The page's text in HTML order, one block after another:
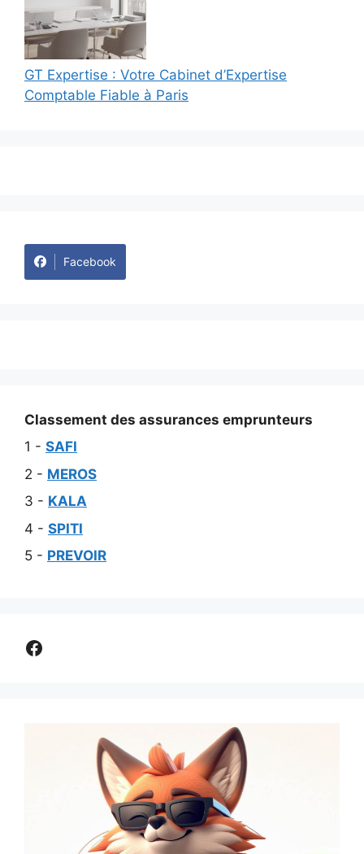
GT Expertise : Votre Cabinet d’Expertise
Comptable Fiable à Paris
Facebook
Classement des assurances emprunteurs
1 - SAFI
2 - MEROS
3 - KALA
4 - SPITI
5 - PREVOIR
Comparer assurance